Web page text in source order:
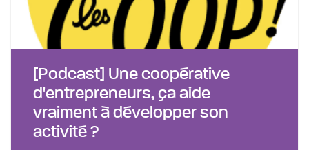
[Podcast] Une coopérative
d'entrepreneurs, ça aide
vraiment à développer son
activité ?